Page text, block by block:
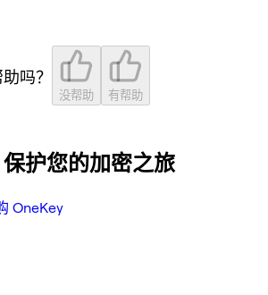
吗？
没帮助 有帮助
护您的加密之旅
OneKey